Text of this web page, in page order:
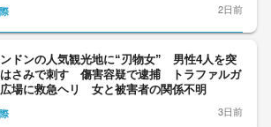
2日前
ドンの人気観光地に“刃物女” 男性4人を突
さみで刺す 傷害容疑で逮捕 トラファルガ
場に救急ヘリ 女と被害者の関係不明
3日前